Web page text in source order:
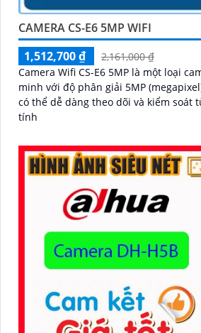
CAMERA CS-E6 5MP WIFI
1,512,700 ₫
2,161,000 ₫
Camera Wifi CS-E6 5MP là một loại
minh với độ phân giải 5MP (megapixel). Với khả năng kết nối Wifi,
có thể dễ dàng theo dõi và kiểm soát
tính